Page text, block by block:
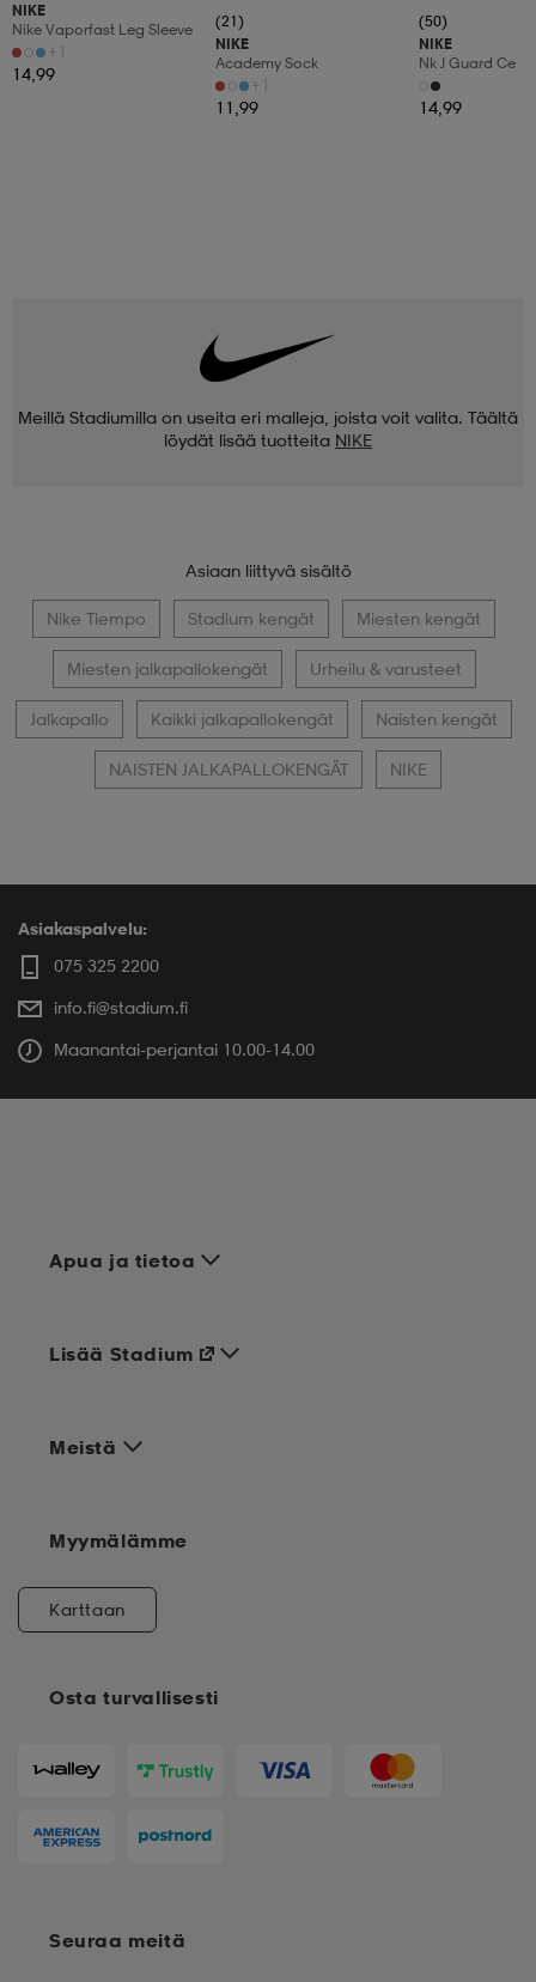
NIKE
Nike Vaporfast Leg Sleeve
+1
14,99
(21)
NIKE
Academy Sock
+1
11,99
(50)
NIKE
Nk J Guard Ce
14,99
Meillä Stadiumilla on useita eri malleja, joista voit valita. Täältä
löydät lisää tuotteita NIKE
Asiaan liittyvä sisältö
Nike Tiempo Stadium kengät Miesten kengät
Miesten jalkapallokengät Urheilu & varusteet
Jalkapallo Kaikki jalkapallokengät Naisten kengät
NAISTEN JALKAPALLOKENGÄT NIKE
Asiakaspalvelu:
075 325 2200
info.fi@stadium.fi
Maanantai-perjantai 10.00-14.00
Apua ja tietoa
Meistä
Osta turvallisesti
Lisää Stadium
Myymälämme
Karttaan
Seuraa meitä